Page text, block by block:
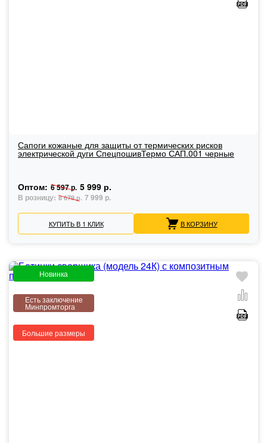
Сапоги кожаные для защиты от термических рисков
электрической дуги СпецпошивТермо САП.001 черные
Оптом: 6 597 р. 5 999 р.
В розницу: 8 679 р. 7 999 р.
КУПИТЬ В 1 КЛИК В КОРЗИНУ
Новинка
Есть заключение
Минпромторга
Большие размеры